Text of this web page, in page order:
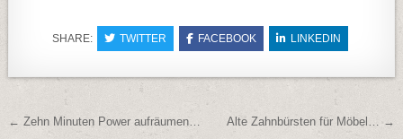
SHARE: TWITTER FACEBOOK LINKEDIN
BeitragsnavigationAlte Zahnbürsten für Möbel… →
← Zehn Minuten Power aufräumen…